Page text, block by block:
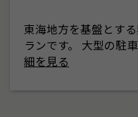
東海地方を基盤とす
ランです。 大型の駐
細を見る